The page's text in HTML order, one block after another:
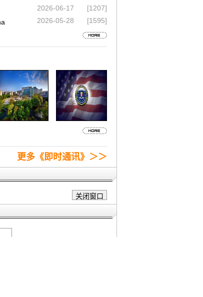
2026-06-17
[1207]
2026-05-28 [1595]
更多《即时通讯》＞＞